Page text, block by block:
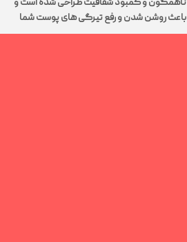
باعث روشن شدن و رفع تیرگی های پوست شما
می‌شود.